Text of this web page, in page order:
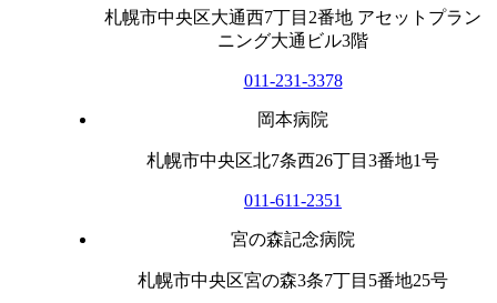
札幌市中央区大通西7丁目2番地 アセットプラン
ニング大通ビル3階
011-231-3378
岡本病院
札幌市中央区北7条西26丁目3番地1号
011-611-2351
宮の森記念病院
札幌市中央区宮の森3条7丁目5番地25号